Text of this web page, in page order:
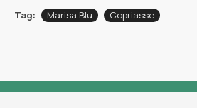
Tag: Marisa Blu Copriasse